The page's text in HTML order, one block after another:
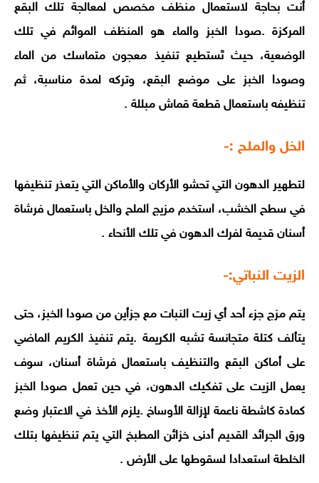
أنت بحاجة لاستعمال منظف مخصص لمعالجة تلك البقع
المركزة .صودا الخبز والماء هو المنظف الموائم في تلك
الوضعية، حيث تَستطيع تنفيذ معجون متماسك من الماء
وصودا الخبز على موضع البقع، وتركه لمدة مناسبة، ثم
تنظيفه باستعمال قطعة قماش مبللة .
الخل والملح :-
لتطهير الدهون التي تحشو الأركان والأماكن التي يتعذر تنظيفها
في سطح الخشب، استخدم مزيج الملح والخل باستعمال فرشاة
أسنان قديمة لفرك الدهون في تلك الأنحاء .
الزيت النباتي:-
يتم مزج جزء أحد أي زيت النبات مع جزأين من صودا الخبز، حتى
يتألف كتلة متجانسة تشبه الكريمة .يتم تنفيذ الكريم الماضي
على أماكن البقع والتنظيف باستعمال فرشاة أسنان، سوف
يعمل الزيت على تفكيك الدهون، في حين تعمل صودا الخبز
كمادة كاشطة ناعمة لإزالة الأوساخ .يلزم الأخذ في الاعتبار وضع
ورق الجرائد القديم أدنى خزائن المطبخ التي يتم تنظيفها بتلك
الخلطة استعدادا لسقوطها على الأرض .